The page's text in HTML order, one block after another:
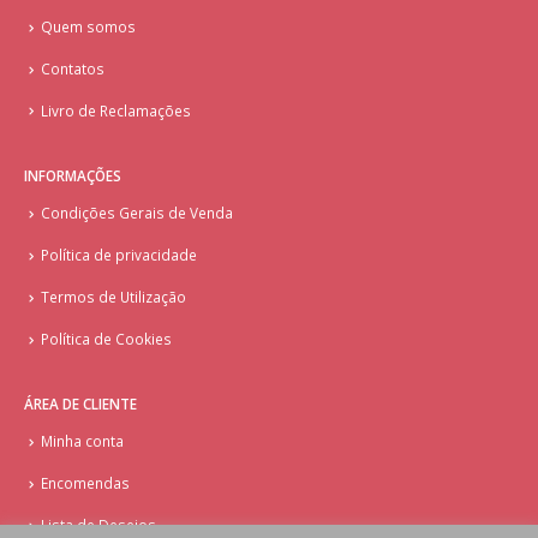
Quem somos
Contatos
Livro de Reclamações
INFORMAÇÕES
Condições Gerais de Venda
Política de privacidade
Termos de Utilização
Política de Cookies
ÁREA DE CLIENTE
Minha conta
Encomendas
Lista de Desejos